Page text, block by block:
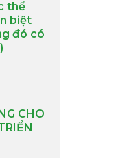
thể
biệt
đó có
CHO